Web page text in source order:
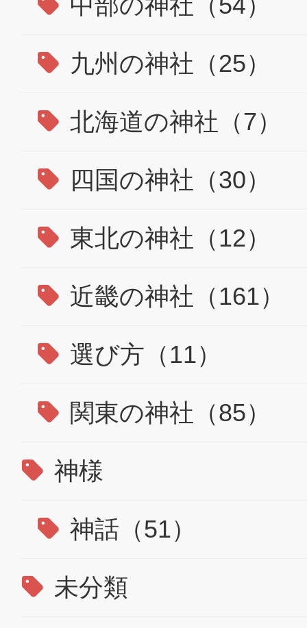
九州の神社（25）
北海道の神社（7）
四国の神社（30）
東北の神社（12）
近畿の神社（161）
選び方（11）
関東の神社（85）
神様
神話（51）
未分類